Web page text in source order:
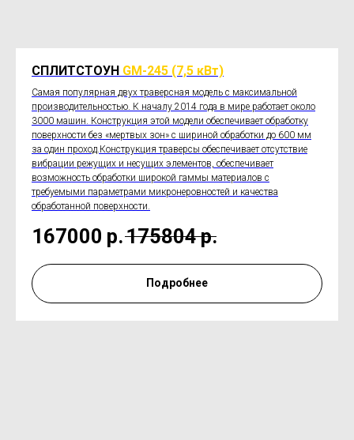
СПЛИТСТОУН GM-245 (7,5 кВт)
Самая популярная двух траверсная модель с максимальной
производительностью. К началу 2014 года в мире работает около
3000 машин. Конструкция этой модели обеспечивает обработку
поверхности без «мертвых зон» с шириной обработки до 600 мм
за один проход.Конструкция траверсы обеспечивает отсутствие
вибрации режущих и несущих элементов, обеспечивает
возможность обработки широкой гаммы материалов с
требуемыми параметрами микронеровностей и качества
обработанной поверхности.
167000 р.175804р.
Подробнее